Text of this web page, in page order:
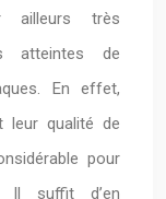
ailleurs très
atteintes de
En effet,
leur qualité de
pour
Il suffit d’en